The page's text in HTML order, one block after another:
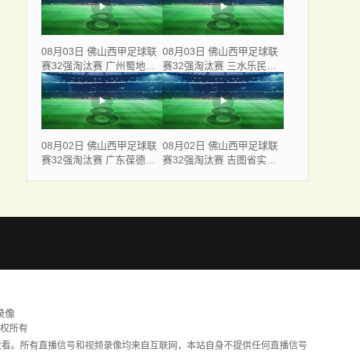
08月03日 佛山西甲足球联
赛32强淘汰赛 广州蜀地红
VS 广州戴拿模 全场录像
08月03日 佛山西甲足球联
赛32强淘汰赛 三水乐民兴
健力宝 VS 中国澳门澳科精
英 全场录像
08月02日 佛山西甲足球联
赛32强淘汰赛 广东葆德澳
08月02日 佛山西甲足球联
赛32强淘汰赛 吉图省实青
像
所有
。所有直播信号和视频录像均来自互联网，本站自身不提供任何直播信号